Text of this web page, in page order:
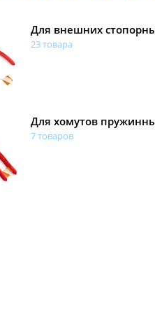
Для внешних
23 товара
Для хомутов
7 товаров